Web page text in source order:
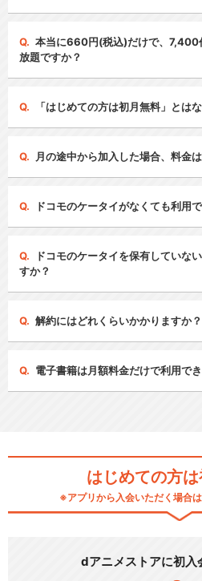
本当に660円(税込)だけで、7,400
放題ですか？
「はじめての方は初月無料」とは
月の途中から加入した場合、料金
ドコモのケータイがなくても利用
ドコモのケータイを保有していな
すか？
解約にはどれくらいかかりますか？
電子書籍は月額料金だけで利用で
はじめての方
※アプリから入会いただく場合
dアニメストアに初